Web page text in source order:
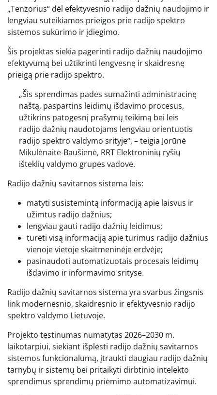
„Tenzorius“ dėl efektyvesnio radijo dažnių naudojimo ir
lengviau suteikiamos prieigos prie radijo spektro
sistemos sukūrimo ir įdiegimo.
Šis projektas siekia pagerinti radijo dažnių naudojimo
efektyvumą bei užtikrinti lengvesnę ir skaidresnę
prieigą prie radijo spektro.
„Šis sprendimas padės sumažinti administracinę
naštą, paspartins leidimų išdavimo procesus,
užtikrins patogesnį prašymų teikimą bei leis
radijo dažnių naudotojams lengviau orientuotis
radijo spektro valdymo srityje“, – teigia Jorūnė
Mikulėnaitė-Baušienė, RRT Elektroninių ryšių
išteklių valdymo grupės vadovė.
Radijo dažnių savitarnos sistema leis:
matyti susistemintą informaciją apie laisvus ir
užimtus radijo dažnius;
lengviau gauti radijo dažnių leidimus;
turėti visą informaciją apie turimus radijo dažnius
vienoje vietoje skaitmeninėje erdvėje;
pasinaudoti automatizuotais procesais leidimų
išdavimo ir informavimo srityse.
Radijo dažnių savitarnos sistema yra svarbus žingsnis
link modernesnio, skaidresnio ir efektyvesnio radijo
spektro valdymo Lietuvoje.
Projekto tęstinumas numatytas 2026–2030 m.
laikotarpiui, siekiant išplėsti radijo dažnių savitarnos
sistemos funkcionalumą, įtraukti daugiau radijo dažnių
tarnybų ir sistemų bei pritaikyti dirbtinio intelekto
sprendimus sprendimų priėmimo automatizavimui.